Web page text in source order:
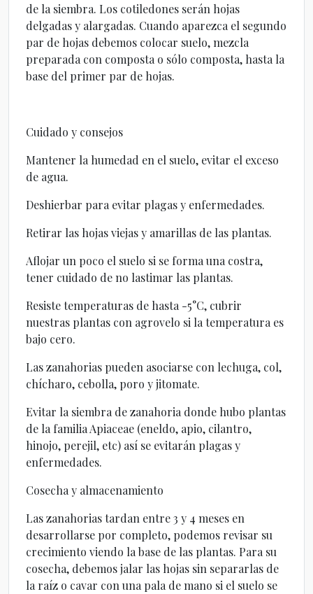
de la siembra. Los cotiledones serán hojas
delgadas y alargadas. Cuando aparezca el segundo
par de hojas debemos colocar suelo, mezcla
preparada con composta o sólo composta, hasta la
base del primer par de hojas.
Cuidado y consejos
Mantener la humedad en el suelo, evitar el exceso
de agua.
Deshierbar para evitar plagas y enfermedades.
Retirar las hojas viejas y amarillas de las plantas.
Aflojar un poco el suelo si se forma una costra,
tener cuidado de no lastimar las plantas.
Resiste temperaturas de hasta -5°C, cubrir
nuestras plantas con agrovelo si la temperatura es
bajo cero.
Las zanahorias pueden asociarse con lechuga, col,
chícharo, cebolla, poro y jitomate.
Evitar la siembra de zanahoria donde hubo plantas
de la familia Apiaceae (eneldo, apio, cilantro,
hinojo, perejil, etc) así se evitarán plagas y
enfermedades.
Cosecha y almacenamiento
Las zanahorias tardan entre 3 y 4 meses en
desarrollarse por completo, podemos revisar su
crecimiento viendo la base de las plantas. Para su
cosecha, debemos jalar las hojas sin separarlas de
la raíz o cavar con una pala de mano si el suelo se